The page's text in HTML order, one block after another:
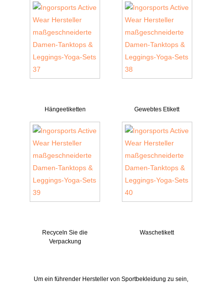
Hängeetiketten Gewebtes Etikett
Recyceln Sie die
Verpackung
Waschetikett
Um ein führender Hersteller von Sportbekleidung zu sein,